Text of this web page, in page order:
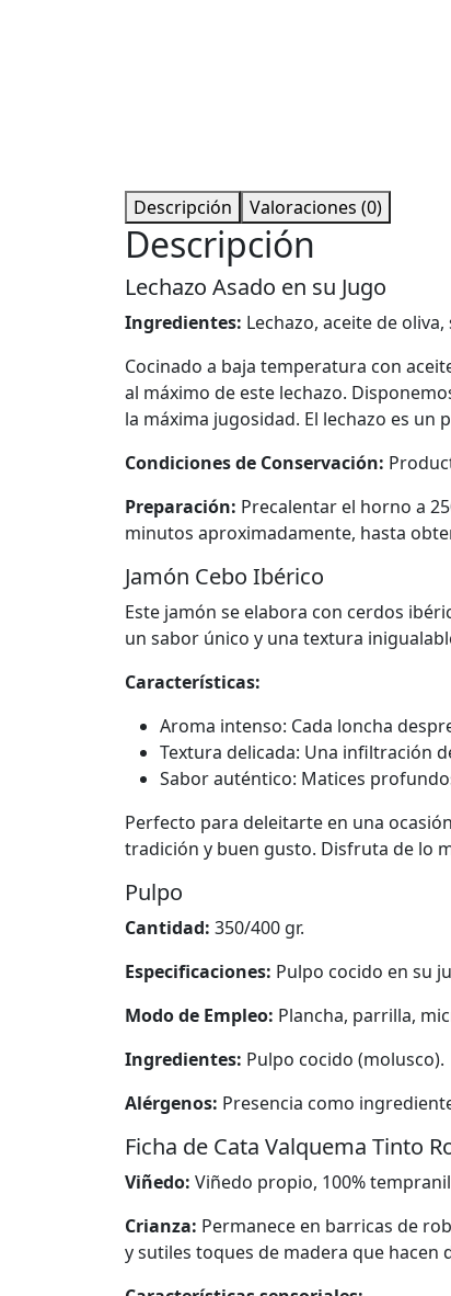
Descripción Valoraciones (0)
Descripción
Lechazo Asado en su Jugo
Ingredientes: Lechazo, aceite de
Cocinado a baja temperatura con
al máximo de este lechazo.
la máxima jugosidad. El lechazo es
Condiciones de Conservación:
Preparación: Precalentar el horno a
minutos aproximadamente, hasta
Jamón Cebo Ibérico
Este jamón se elabora con cerdos
un sabor único y una textura
Características:
Aroma intenso: Cada loncha
Textura delicada: Una infiltración
Sabor auténtico: Matices
Perfecto para deleitarte en una
tradición y buen gusto. Disfruta de lo
Pulpo
Cantidad: 350/400 gr.
Especificaciones: Pulpo cocido en su
Modo de Empleo: Plancha, parrilla,
Ingredientes: Pulpo cocido (molusco).
Alérgenos: Presencia como
Ficha de Cata Valquema Tinto
Viñedo: Viñedo propio, 100%
Crianza: Permanece en barricas de
y sutiles toques de madera que hacen